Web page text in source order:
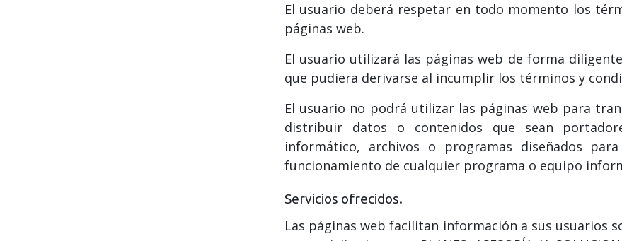
El usuario deberá respetar en todo momento los
páginas web.
El usuario utilizará las páginas web de forma
que pudiera derivarse al incumplir los términos y
El usuario no podrá utilizar las páginas web para
distribuir datos o contenidos que sean
informático, archivos o programas diseñados
funcionamiento de cualquier programa o equipo
Servicios ofrecidos.
Las páginas web facilitan información a sus usuarios